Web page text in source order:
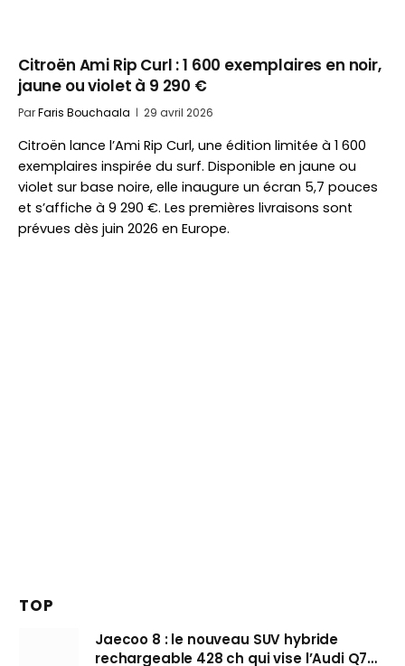
Citroën Ami Rip Curl : 1 600 exemplaires en noir,
jaune ou violet à 9 290 €
ParFaris Bouchaala 29 avril 2026
Citroën lance l’Ami Rip Curl, une édition limitée à 1 600
exemplaires inspirée du surf. Disponible en jaune ou
violet sur base noire, elle inaugure un écran 5,7 pouces
et s’affiche à 9 290 €. Les premières livraisons sont
prévues dès juin 2026 en Europe.
TOP
Jaecoo 8 : le nouveau SUV hybride
rechargeable 428 ch qui vise l’Audi Q7